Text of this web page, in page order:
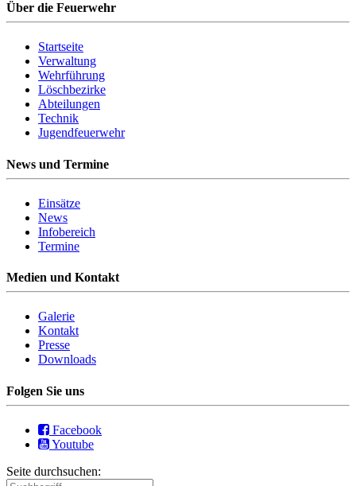
Über die Feuerwehr
Startseite
Verwaltung
Wehrführung
Löschbezirke
Abteilungen
Technik
Jugendfeuerwehr
News und Termine
Einsätze
News
Infobereich
Termine
Medien und Kontakt
Galerie
Kontakt
Presse
Downloads
Folgen Sie uns
Facebook
Youtube
Seite durchsuchen: